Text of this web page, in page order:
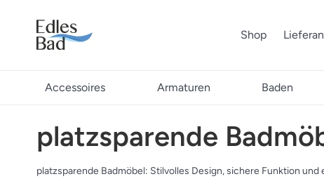
Shop
Accessoires Armaturen Baden
platzsparende
platzsparende Badmöbel: Stilvolles Design, sichere Funktion